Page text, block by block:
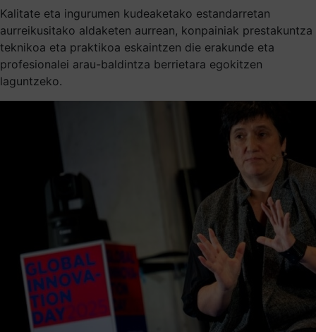
Kalitate eta ingurumen kudeaketako estandarretan
aurreikusitako aldaketen aurrean, konpainiak prestakuntza
teknikoa eta praktikoa eskaintzen die erakunde eta
profesionalei arau-baldintza berrietara egokitzen
laguntzeko.